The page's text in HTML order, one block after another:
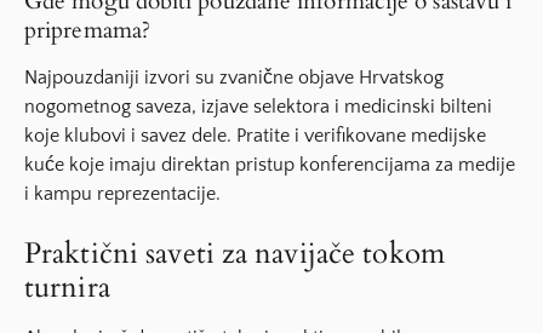
pripremama?
Najpouzdaniji izvori su zvanične objave Hrvatskog
nogometnog saveza, izjave selektora i medicinski bilteni
koje klubovi i savez dele. Pratite i verifikovane medijske
kuće koje imaju direktan pristup konferencijama za medije
i kampu reprezentacije.
Praktični saveti za navijače tokom
turnira